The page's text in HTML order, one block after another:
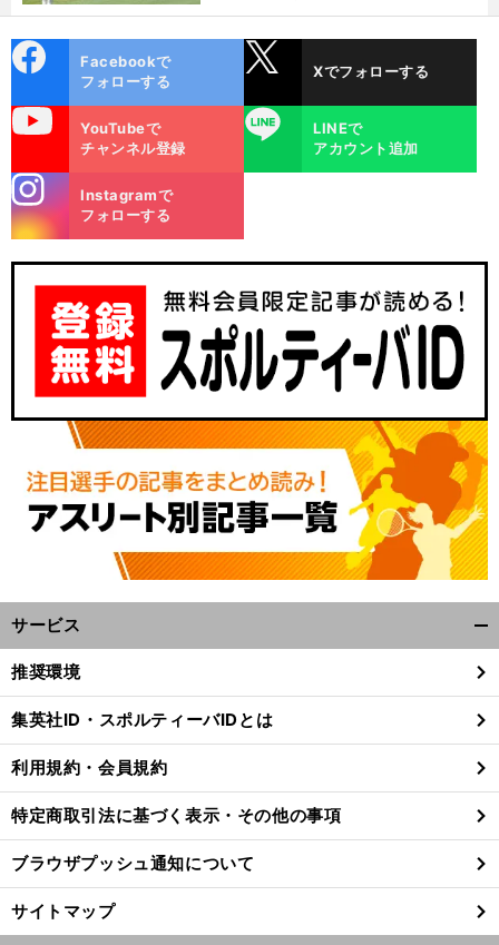
前
へ
ok
Facebookで
フォローする
Xでフォローする
YouTubeで
チャンネル登録
LINE
LINEで
アカウント追加
m
Instagramで
フォローする
サービス
閉
る
推奨環境
集英社ID・スポルティーバIDとは
利用規約・会員規約
特定商取引法に基づく表示・その他の事項
ブラウザプッシュ通知について
サイトマップ